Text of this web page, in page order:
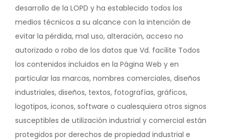
desarrollo de la LOPD y ha establecido todos los
medios técnicos a su alcance con la intención de
evitar la pérdida, mal uso, alteración, acceso no
autorizado o robo de los datos que Vd. facilite Todos
los contenidos incluidos en la Página Web y en
particular las marcas, nombres comerciales, diseños
industriales, diseños, textos, fotografías, gráficos,
logotipos, iconos, software o cualesquiera otros signos
susceptibles de utilización industrial y comercial están
protegidos por derechos de propiedad industrial e